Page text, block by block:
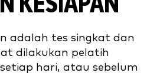
adalah tes singkat dan
dilakukan pelatih
hari, atau sebelum